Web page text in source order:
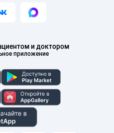
и доктором
приложение